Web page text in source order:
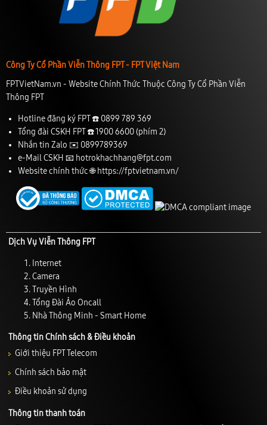
Công Ty Cổ Phần Viễn Thông FPT - FPT Việt Nam
FPTVietNam.vn - Website Chính Thức Thuộc Công Ty Cổ Phần Viễn
Thông FPT
Hotline đăng ký FPT ☎️ 0899 789 369
Tổng đài CSKH FPT ☎️1900 6600(phím 2)
Nhắn tin Zalo ✉️ 0899789369
e-Mail CSKH 📧 hotrokhachhang@fpt.com
Website chính thức 🌐https://fptvietnam.vn/
Dịch Vụ Viễn Thông FPT
Internet
Camera
Truyền Hình
Tổng Đài Ảo Oncall
Nhà Thông Minh - Smart Home
Thông tin Chính sách & Điều khoản
Giới thiệu FPT Telecom
Chính sách bảo mật
Điều khoản sử dụng
Thông tin thanh toán